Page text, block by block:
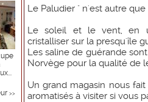
>>
Le Paludier " n'est autre
Le soleil et le vent, en
cristalliser sur la presqu'île
Les saline de guérande
Norvège pour la qualité de
Un grand magasin nous
aromatisés à visiter si vous